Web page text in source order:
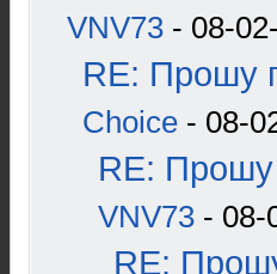
VNV73 - 08-
RE: Прошу
Choice - 08-
RE:
VNV73 - 08-
RE: